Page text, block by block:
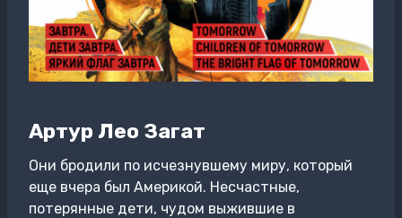
Артур Лео Загат
Они бродили по исчезнувшему миру, который
еще вчера был Америкой. Несчастные,
потерянные дети, чудом выжившие в